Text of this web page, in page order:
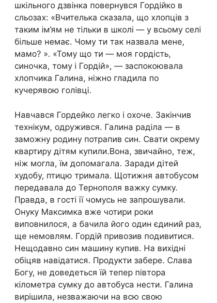
шкільного дзвінка повернувся Гордійко в
сльозах: «Вчителька сказала, що хлопців з
таким ім’ям не тільки в школі — у всьому селі
більше немає. Чому ти так назвала мене,
мамо? ». «Тому що ти — моя гордість,
синочка, тому і Гордій», — заспокоювала
хлопчика Галина, ніжно гладила по
кучерявою голівці.
Навчався Гордейко легко і охоче. Закінчив
технікум, одружився. Галина раділа — в
заможну родину потрапив син. Свати окрему
квартиру дітям купили.Вона, звичайно, теж,
ніж могла, їм допомагала. Заради дітей
худобу, птицю тримала. Щотижня автобусом
передавала до Тернополя важку сумку.
Правда, в гості її чомусь не запрошували.
Онуку Максимка вже чотири роки
виповнилося, а бачила його один єдиний раз,
ще немовлям. Гордій привозив подивитися.
Нещодавно син машину купив. На вихідні
обіцяв навідатися. Продукти забере. Слава
Богу, не доведеться їй тепер півтора
кілометра сумку до автобуса нести. Галина
вирішила, незважаючи на всю свою